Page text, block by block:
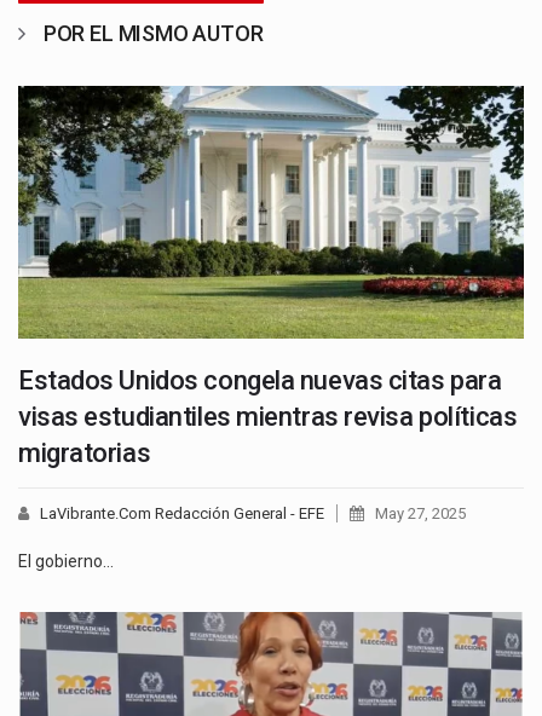
POR EL MISMO AUTOR
Estados Unidos congela nuevas citas para
visas estudiantiles mientras revisa políticas
migratorias
LaVibrante.Com Redacción General - EFE May 27, 2025
El gobierno…